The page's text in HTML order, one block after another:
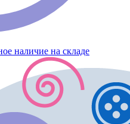
наличие на складе